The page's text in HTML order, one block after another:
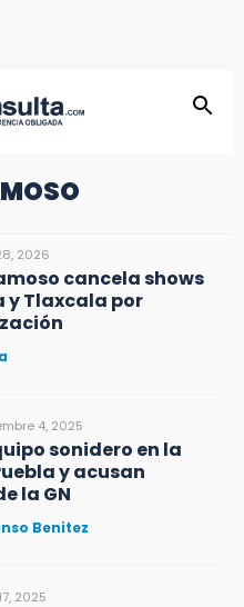
2026
cancela shows
y Tlaxcala por
4, 2025
sonidero en la
y acusan
la GN
Benitez
2025